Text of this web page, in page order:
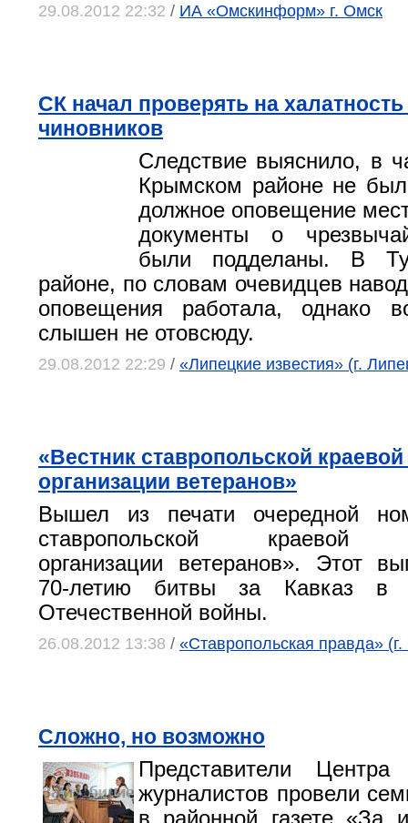
29.08.2012 22:32 / ИА «Омскинформ» г. Омск
СК начал проверять на
чиновников
Следствие выяснило, в
Крымском районе не
должное оповещение
документы о
были подделаны. В
районе, по словам очевидцев
оповещения работала, однако
слышен не отовсюду.
29.08.2012 22:29 / «Липецкие известия» (г.
«Вестник ставропольской
организации ветеранов»
Вышел из печати очередной
ставропольской краевой
организации ветеранов». Этот
70-летию битвы за Кавказ в
Отечественной войны.
26.08.2012 13:38 / «Ставропольская правда»
Сложно, но возможно
Представители
журналистов провели